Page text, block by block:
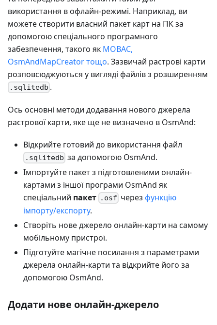
використання в офлайн-режимі. Наприклад, ви
можете створити власний пакет карт на ПК за
допомогою спеціального програмного
забезпечення, такого як MOBAC,
OsmAndMapCreator тощо. Зазвичай растрові карти
розповсюджуються у вигляді файлів з розширенням
.sqlitedb .
Ось основні методи додавання нового джерела
растрової карти, яке ще не визначено в OsmAnd:
Відкрийте готовий до використання файл
.sqlitedb за допомогою OsmAnd.
Імпортуйте пакет з підготовленими онлайн-
картами з іншої програми OsmAnd як
спеціальний пакет .osf черезфункцію
імпорту/експорту.
Створіть нове джерело онлайн-карти на самому
мобільному пристрої.
Підготуйте магічне посилання з параметрами
джерела онлайн-карти та відкрийте його за
допомогою OsmAnd.
Додати нове онлайн-джерело